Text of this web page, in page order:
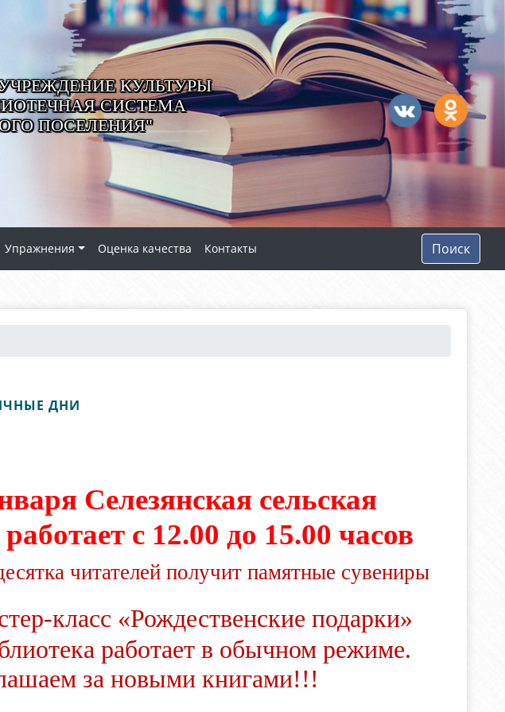
КУЛЬТУРЫ
СИСТЕМА
ПОСЕЛЕНИЯ"
Упражнения Оценка качества Контакты Поиск
ДНИ
Селезянская сельская
с 12.00 до 15.00 часов
читателей получит памятные сувениры
класс «Рождественские подарки»
работает в обычном режиме.
за новыми книгами!!!